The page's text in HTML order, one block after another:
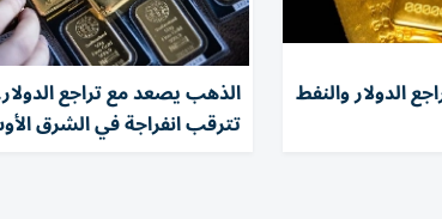
مع تراجع الدولار والنفط الذهب يصعد مع تراجع
تترقب انفراجة في الشرق